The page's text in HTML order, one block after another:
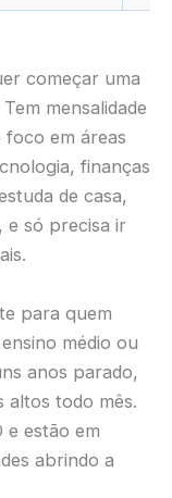
começar uma
mensalidade
em áreas
finanças
de casa,
e só precisa ir
para quem
médio ou
anos parado,
altos todo mês.
e estão em
abrindo a